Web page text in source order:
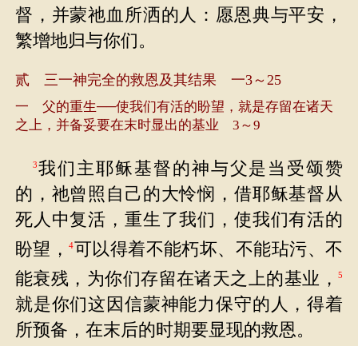
督，并蒙祂血所洒的人：愿恩典与平安，
繁增地归与你们。
贰 三一神完全的救恩及其结果 一3～25
一 父的重生──使我们有活的盼望，就是存留在诸天
之上，并备妥要在末时显出的基业 3～9
3我们主耶稣基督的神与父是当受颂赞
的，祂曾照自己的大怜悯，借耶稣基督从
死人中复活，重生了我们，使我们有活的
盼望，4可以得着不能朽坏、不能玷污、不
能衰残，为你们存留在诸天之上的基业，5
就是你们这因信蒙神能力保守的人，得着
所预备，在末后的时期要显现的救恩。